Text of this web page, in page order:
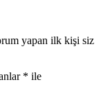
yapan ilk kişi siz
* ile